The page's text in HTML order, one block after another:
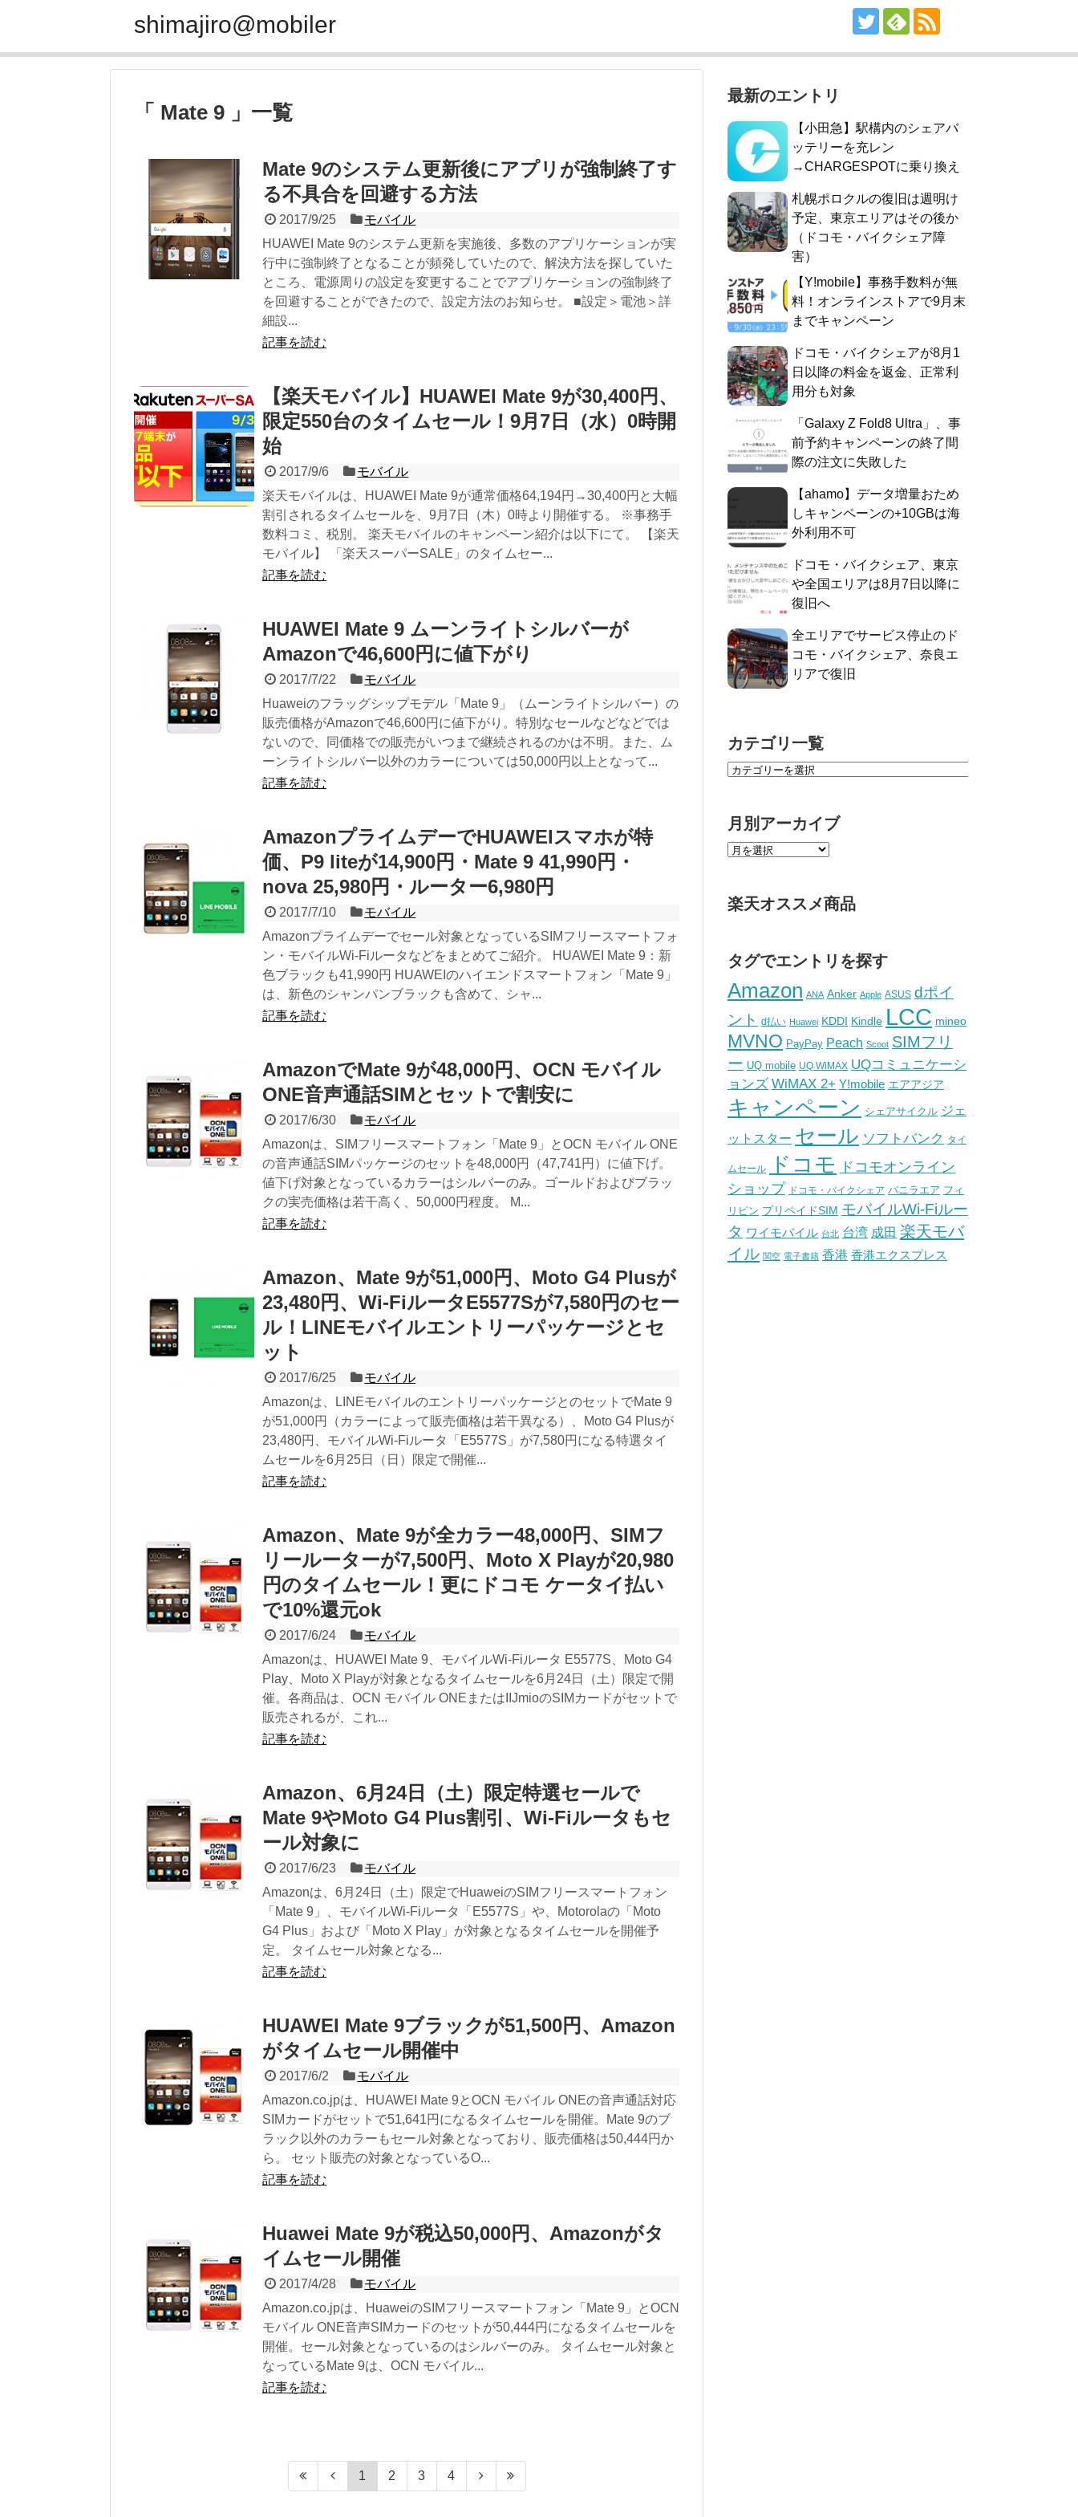
shimajiro@mobiler
「 Mate 9 」一覧
Mate 9のシステム更新後にアプリが強制終了す
る不具合を回避する方法
2017/9/25
モバイル
HUAWEI Mate 9のシステム更新を実施後、多数のアプリケーションが実
行中に強制終了となることが頻発していたので、解決方法を探していた
ところ、電源周りの設定を変更することでアプリケーションの強制終了
を回避することができたので、設定方法のお知らせ。 ■設定＞電池＞詳
細設...
記事を読む
【楽天モバイル】HUAWEI Mate 9が30,400円、
限定550台のタイムセール！9月7日（水）0時開
始
2017/9/6
モバイル
楽天モバイルは、HUAWEI Mate 9が通常価格64,194円→30,400円と大幅
割引されるタイムセールを、9月7日（木）0時より開催する。 ※事務手
数料コミ、税別。 楽天モバイルのキャンペーン紹介は以下にて。 【楽天
モバイル】 「楽天スーパーSALE」のタイムセー...
記事を読む
HUAWEI Mate 9 ムーンライトシルバーが
Amazonで46,600円に値下がり
2017/7/22
モバイル
Huaweiのフラッグシップモデル「Mate 9」（ムーンライトシルバー）の
販売価格がAmazonで46,600円に値下がり。特別なセールなどなどでは
ないので、同価格での販売がいつまで継続されるのかは不明。また、ム
ーンライトシルバー以外のカラーについては50,000円以上となって...
記事を読む
AmazonプライムデーでHUAWEIスマホが特
価、P9 liteが14,900円・Mate 9 41,990円・
nova 25,980円・ルーター6,980円
2017/7/10
モバイル
Amazonプライムデーでセール対象となっているSIMフリースマートフォ
ン・モバイルWi-Fiルータなどをまとめてご紹介。 HUAWEI Mate 9：新
色ブラックも41,990円 HUAWEIのハイエンドスマートフォン「Mate 9」
は、新色のシャンパンブラックも含めて、シャ...
記事を読む
AmazonでMate 9が48,000円、OCN モバイル
ONE音声通話SIMとセットで割安に
2017/6/30
モバイル
Amazonは、SIMフリースマートフォン「Mate 9」とOCN モバイル ONE
の音声通話SIMパッケージのセットを48,000円（47,741円）に値下げ。
値下げ対象となっているカラーはシルバーのみ。ゴールドおよびブラッ
クの実売価格は若干高く、50,000円程度。 M...
記事を読む
Amazon、Mate 9が51,000円、Moto G4 Plusが
23,480円、Wi-FiルータE5577Sが7,580円のセー
ル！LINEモバイルエントリーパッケージとセ
ット
2017/6/25
モバイル
Amazonは、LINEモバイルのエントリーパッケージとのセットでMate 9
が51,000円（カラーによって販売価格は若干異なる）、Moto G4 Plusが
23,480円、モバイルWi-Fiルータ「E5577S」が7,580円になる特選タイ
ムセールを6月25日（日）限定で開催...
記事を読む
Amazon、Mate 9が全カラー48,000円、SIMフ
リールーターが7,500円、Moto X Playが20,980
円のタイムセール！更にドコモ ケータイ払い
で10%還元ok
2017/6/24
モバイル
Amazonは、HUAWEI Mate 9、モバイルWi-Fiルータ E5577S、Moto G4
Play、Moto X Playが対象となるタイムセールを6月24日（土）限定で開
催。各商品は、OCN モバイル ONEまたはIIJmioのSIMカードがセットで
販売されるが、これ...
記事を読む
Amazon、6月24日（土）限定特選セールで
Mate 9やMoto G4 Plus割引、Wi-Fiルータもセ
ール対象に
2017/6/23
モバイル
Amazonは、6月24日（土）限定でHuaweiのSIMフリースマートフォン
「Mate 9」、モバイルWi-Fiルータ「E5577S」や、Motorolaの「Moto
G4 Plus」および「Moto X Play」が対象となるタイムセールを開催予
定。 タイムセール対象となる...
記事を読む
HUAWEI Mate 9ブラックが51,500円、Amazon
がタイムセール開催中
2017/6/2
モバイル
Amazon.co.jpは、HUAWEI Mate 9とOCN モバイル ONEの音声通話対応
SIMカードがセットで51,641円になるタイムセールを開催。Mate 9のブ
ラック以外のカラーもセール対象となっており、販売価格は50,444円か
ら。 セット販売の対象となっているO...
記事を読む
Huawei Mate 9が税込50,000円、Amazonがタ
イムセール開催
2017/4/28
モバイル
Amazon.co.jpは、HuaweiのSIMフリースマートフォン「Mate 9」とOCN
モバイル ONE音声SIMカードのセットが50,444円になるタイムセールを
開催。セール対象となっているのはシルバーのみ。 タイムセール対象と
なっているMate 9は、OCN モバイル...
記事を読む
1 2 3 4
最新のエントリ
【小田急】駅構内のシェアバ
ッテリーを充レン
→CHARGESPOTに乗り換え
札幌ポロクルの復旧は週明け
予定、東京エリアはその後か
（ドコモ・バイクシェア障
害）
【Y!mobile】事務手数料が無
料！オンラインストアで9月末
までキャンペーン
ドコモ・バイクシェアが8月1
日以降の料金を返金、正常利
用分も対象
「Galaxy Z Fold8 Ultra」、事
前予約キャンペーンの終了間
際の注文に失敗した
【ahamo】データ増量おため
しキャンペーンの+10GBは海
外利用不可
ドコモ・バイクシェア、東京
や全国エリアは8月7日以降に
復旧へ
全エリアでサービス停止のド
コモ・バイクシェア、奈良エ
リアで復旧
カテゴリ一覧
月別アーカイブ
楽天オススメ商品
タグでエントリを探す
Amazon ANA Anker Apple ASUS dポイ
ント
d払い Huawei KDDI Kindle LCC mineo
MVNO PayPay Peach Scoot SIMフリ
ー UQ mobile UQ WiMAX UQコミュニケーシ
ョンズ WiMAX 2+ Y!mobile エアアジア
キャンペーン シェアサイクル ジェ
ットスター セール ソフトバンク タイ
ムセール ドコモ
ドコモオンライン
ショップ ドコモ・バイクシェア バニラエア フィ
リピン プリペイドSIM モバイルWi-Fiルー
タ ワイモバイル 台北 台湾 成田 楽天モバ
イル 関空 電子書籍 香港 香港エクスプレス